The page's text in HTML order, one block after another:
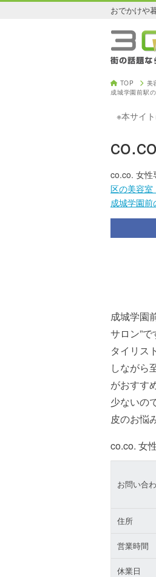
おでかけや
TOP 美
成城学園前駅
※本サイ
co.co. 女性
区の美容室
成城学園
成城学園
サロン”
タイリス
しながら
がおすす
少ないの
皮のお悩
co.co. 女
お問い合
住所
営業時間
休業日